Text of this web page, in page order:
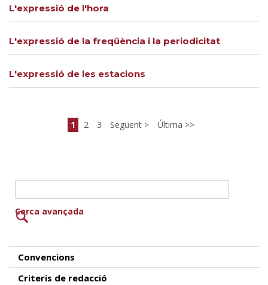
L'expressió de l'hora
L'expressió de la freqüència i la periodicitat
L'expressió de les estacions
1 2 3 Següent Última
Cerca avançada
Convencions
Criteris de redacció